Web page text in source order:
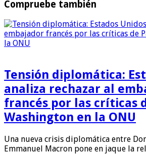
Compruebe también
Tensión diplomática:
analiza rechazar al
francés por las críticas
Washington en la ONU
Una nueva crisis diplomática entre
Emmanuel Macron pone en jaque la